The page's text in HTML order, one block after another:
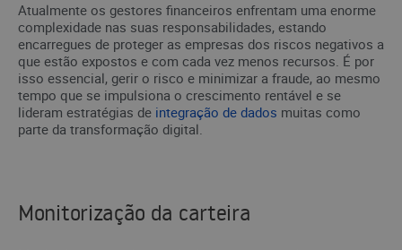
Atualmente os gestores financeiros enfrentam uma enorme
complexidade nas suas responsabilidades, estando
encarregues de proteger as empresas dos riscos negativos a
que estão expostos e com cada vez menos recursos. É por
isso essencial, gerir o risco e minimizar a fraude, ao mesmo
tempo que se impulsiona o crescimento rentável e se
lideram estratégias de integração de dados muitas como
parte da transformação digital.
Monitorização da carteira